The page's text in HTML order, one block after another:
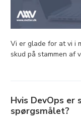
Vi er glade for at vi i
skud på stammen af
Hvis DevOps er
spørgsmålet?